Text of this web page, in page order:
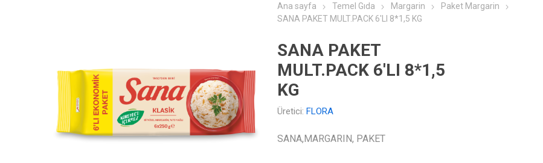
Ana sayfa Temel Gıda Margarin
Paket Margarin
SANA PAKET MULT.PACK 6'LI 8*1,5 KG
SANA PAKET
MULT.PACK 6'LI 8*1,5
KG
Üretici: FLORA
SANA,MARGARIN, PAKET